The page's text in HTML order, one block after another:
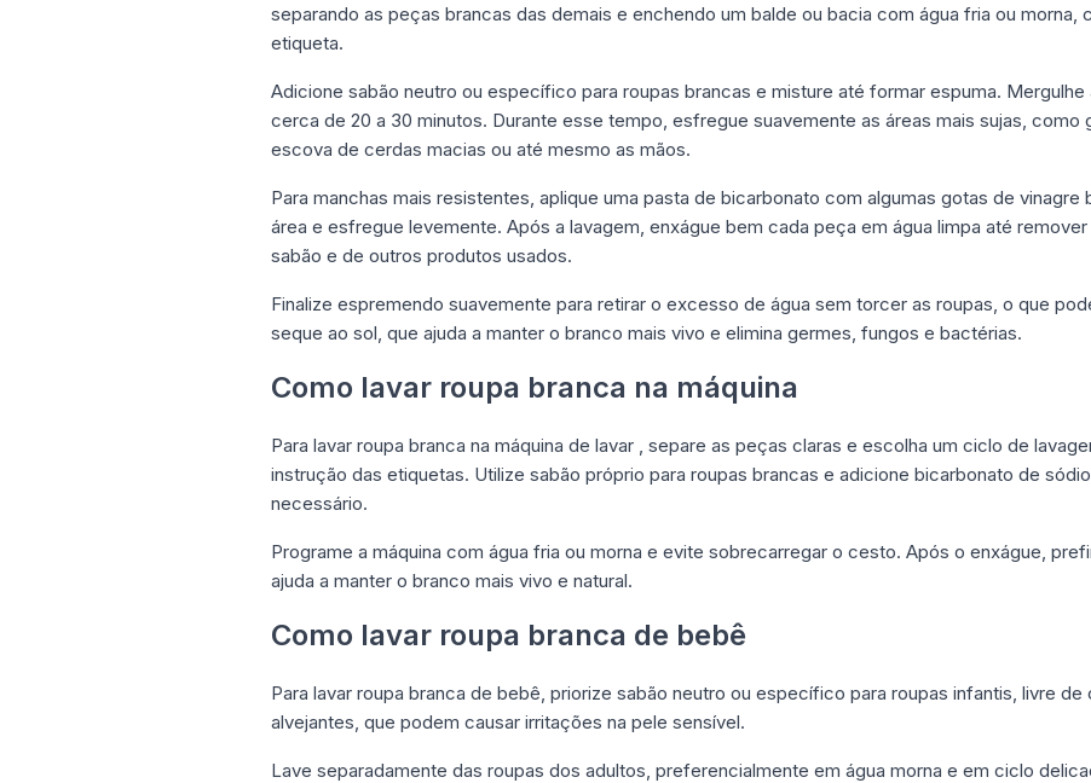
separando as peças brancas das demais e enchendo um balde ou bacia com água fria ou
etiqueta.
Adicione sabão neutro ou específico para roupas brancas e misture até formar espuma.
cerca de 20 a 30 minutos. Durante esse tempo, esfregue suavemente as áreas mais sujas, como
escova de cerdas macias ou até mesmo as mãos.
Para manchas mais resistentes, aplique uma pasta de bicarbonato com algumas gotas de
área e esfregue levemente. Após a lavagem, enxágue bem cada peça em água limpa até
sabão e de outros produtos usados.
Finalize espremendo suavemente para retirar o excesso de água sem torcer as roupas, o que
seque ao sol, que ajuda a manter o branco mais vivo e elimina germes, fungos e bactérias.
Como lavar roupa branca na máquina
Para lavar roupa branca na máquina de lavar , separe as peças claras e escolha um ciclo de
instrução das etiquetas. Utilize sabão próprio para roupas brancas e adicione bicarbonato de
necessário.
Programe a máquina com água fria ou morna e evite sobrecarregar o cesto. Após o enxágue,
ajuda a manter o branco mais vivo e natural.
Como lavar roupa branca de bebê
Para lavar roupa branca de bebê, priorize sabão neutro ou específico para roupas infantis, livre
alvejantes, que podem causar irritações na pele sensível.
Lave separadamente das roupas dos adultos, preferencialmente em água morna e em ciclo